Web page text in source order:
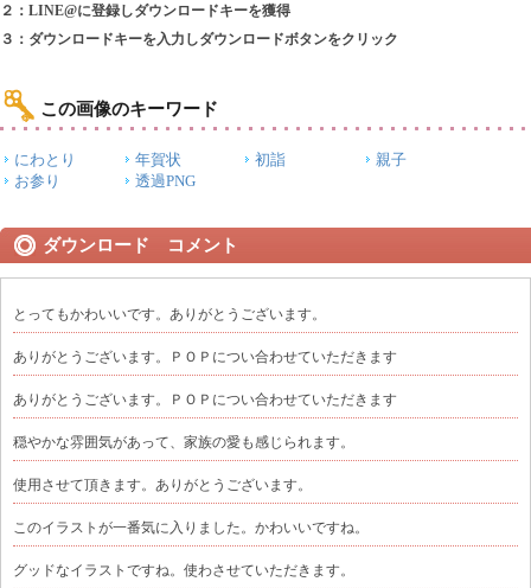
２：LINE@に登録しダウンロードキーを獲得
３：ダウンロードキーを入力しダウンロードボタンをクリック
この画像のキーワード
にわとり 年賀状 初詣
親子
お参り
透過PNG
ダウンロード コメント
とってもかわいいです。ありがとうございます。
ありがとうございます。ＰＯＰについ合わせていただきます
ありがとうございます。ＰＯＰについ合わせていただきます
穏やかな雰囲気があって、家族の愛も感じられます。
使用させて頂きます。ありがとうございます。
このイラストが一番気に入りました。かわいいですね。
グッドなイラストですね。使わさせていただきます。